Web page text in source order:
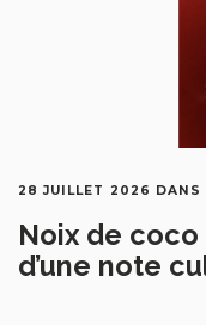
28 JUILLET 2026 DANS
Noix de
d’une note